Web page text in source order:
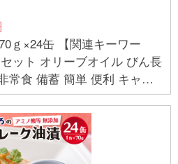
関連キーワー
ット オリーブオイル びん長
常食 備蓄 簡単 便利 キャン
缶